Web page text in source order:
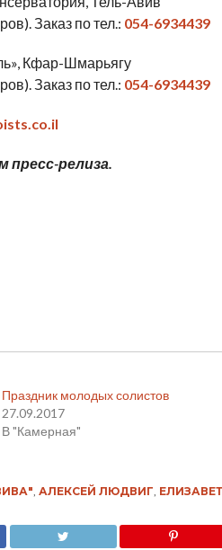
Заказ по тел.: 054-6934439
Кфар-Шмарьягу
Заказ по тел.: 054-6934439
пресс-релиза.
Праздник молодых солистов
27.09.2017
В "Камерная"
, АЛЕКСЕЙ ЛЮДВИГ,